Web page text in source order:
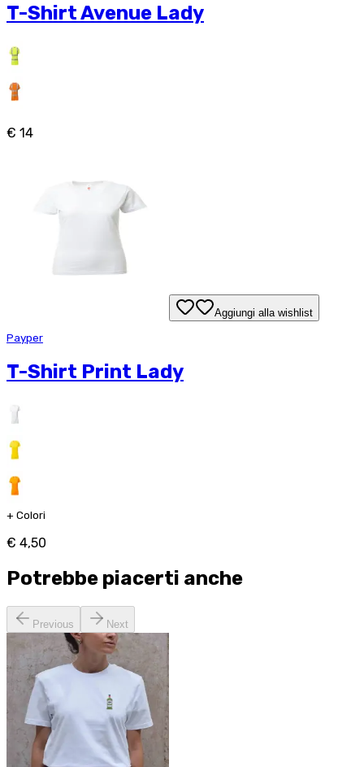
T-Shirt Avenue Lady
€ 14
Aggiungi alla wishlist
Payper
T-Shirt Print Lady
+ Colori
€ 4,50
Potrebbe piacerti anche
Previous Next